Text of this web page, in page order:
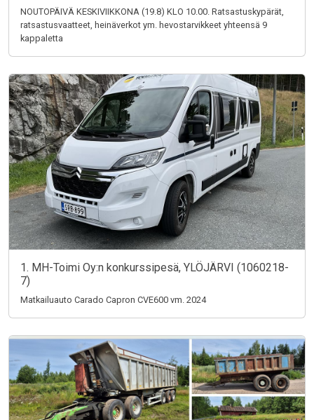
NOUTOPÄIVÄ KESKIVIIKKONA (19.8) KLO 10.00. Ratsastuskypärät,
ratsastusvaatteet, heinäverkot ym. hevostarvikkeet yhteensä 9
kappaletta
1. MH-Toimi Oy:n konkurssipesä, YLÖJÄRVI (1060218-
7)
Matkailuauto Carado Capron CVE600 vm. 2024